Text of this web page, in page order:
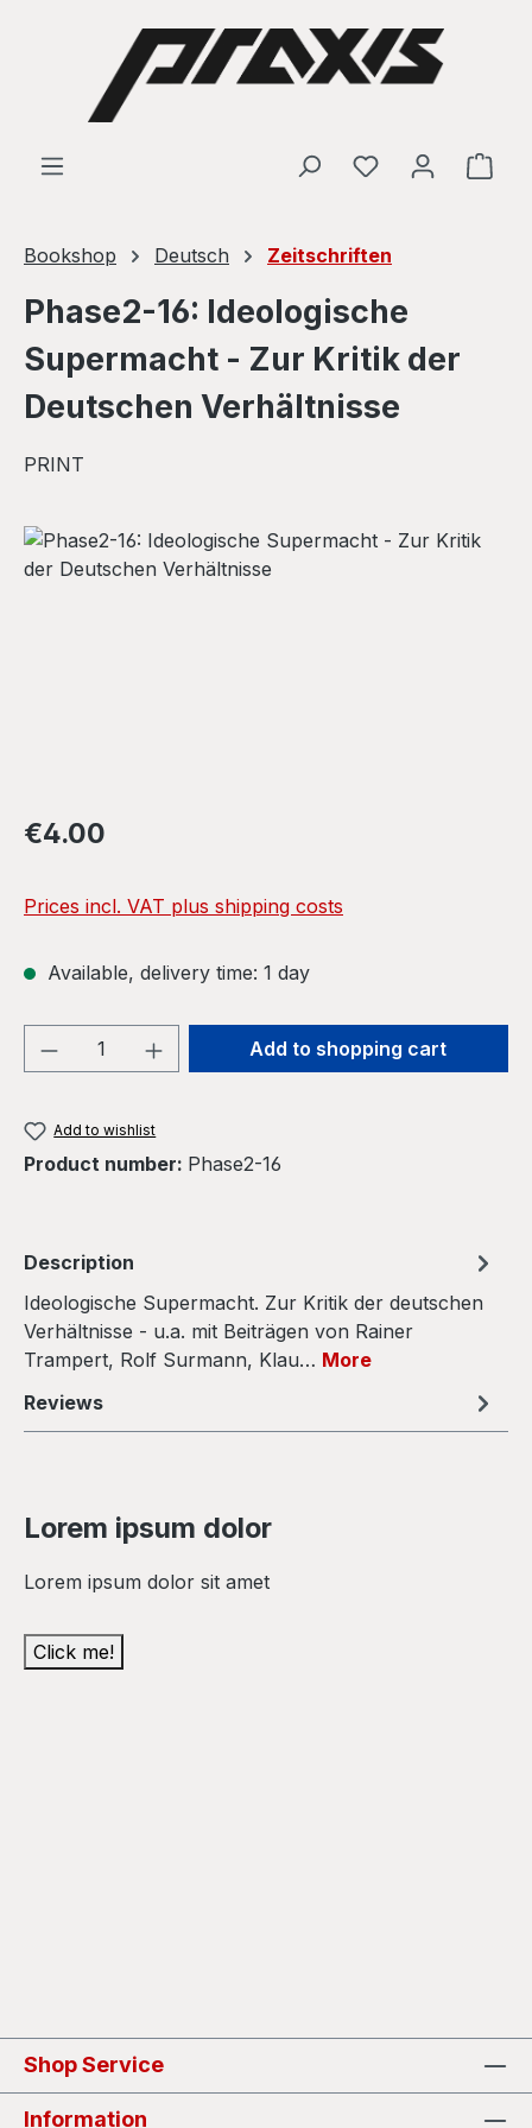
Skip to main content
Bookshop Deutsch Zeitschriften
Phase2-16: Ideologische
Supermacht - Zur Kritik der
Deutschen Verhältnisse
PRINT
Skip image gallery
Regular price:
€4.00
Prices incl. VAT plus shipping costs
Available, delivery time: 1 day
Product Quantity: Enter the desired
Add to shopping cart
Add to wishlist
Product number: Phase2-16
Description
Ideologische Supermacht. Zur Kritik der deutschen
Verhältnisse - u.a. mit Beiträgen von Rainer
Trampert, Rolf Surmann, Klau… More
Reviews
Lorem ipsum dolor
Lorem ipsum dolor sit amet
Click me!
Shop Service
Information